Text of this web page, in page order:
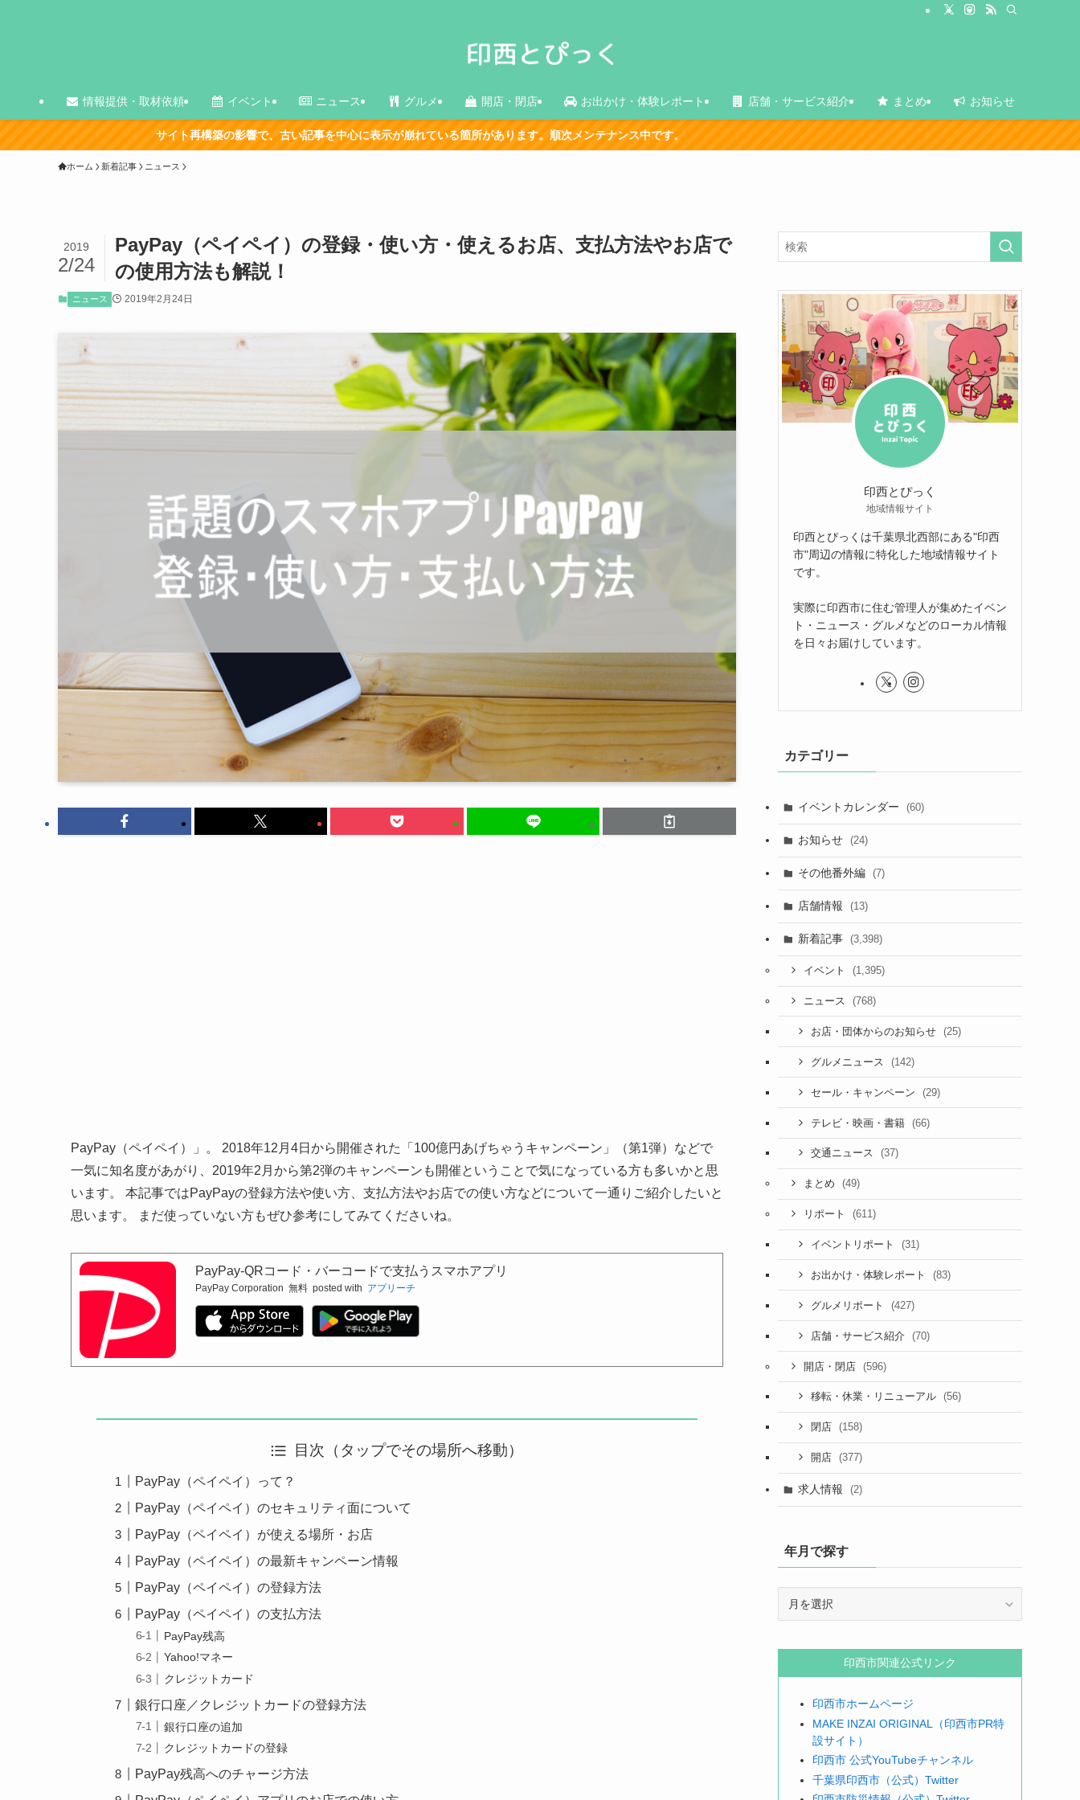
情報提供・取材依頼 イベント ニュース グルメ 開店・閉店 お出かけ・体験レポート 店舗・サービス紹介 まとめ お知らせ
サイト再構築の影響で、古い記事を中心に表示が崩れている箇所があります。順次メンテナンス中です。
ホーム 新着記事 ニュース
PayPay（ペイペイ）の登録・使い方・使えるお店、支払方法やお店で
の使用方法も解説！
2019
2/24
ニュース 2019年2月24日
PayPay（ペイペイ）」。 2018年12月4日から開催された「100億円あげちゃうキャンペーン」（第1弾）などで
一気に知名度があがり、2019年2月から第2弾のキャンペーンも開催ということで気になっている方も多いかと思
います。 本記事ではPayPayの登録方法や使い方、支払方法やお店での使い方などについて一通りご紹介したいと
思います。 まだ使っていない方もぜひ参考にしてみてくださいね。
PayPay-QRコード・バーコードで支払うスマホアプリ
PayPay Corporation 無料 posted with アプリーチ
目次（タップでその場所へ移動）
PayPay（ペイペイ）って？
PayPay（ペイペイ）のセキュリティ面について
PayPay（ペイペイ）が使える場所・お店
PayPay（ペイペイ）の最新キャンペーン情報
PayPay（ペイペイ）の登録方法
PayPay（ペイペイ）の支払方法
PayPay残高
Yahoo!マネー
クレジットカード
銀行口座／クレジットカードの登録方法
銀行口座の追加
クレジットカードの登録
PayPay残高へのチャージ方法
印西とぴっく
地域情報サイト
印西とぴっくは千葉県北西部にある"印西
市"周辺の情報に特化した地域情報サイト
です。
実際に印西市に住む管理人が集めたイベン
ト・ニュース・グルメなどのローカル情報
を日々お届けしています。
カテゴリー
イベントカレンダー (60)
お知らせ (24)
その他番外編 (7)
店舗情報 (13)
新着記事 (3,398)
イベント (1,395)
ニュース (768)
お店・団体からのお知らせ (25)
グルメニュース (142)
セール・キャンペーン (29)
テレビ・映画・書籍 (66)
交通ニュース (37)
まとめ (49)
リポート (611)
イベントリポート (31)
お出かけ・体験レポート (83)
グルメリポート (427)
店舗・サービス紹介 (70)
開店・閉店 (596)
移転・休業・リニューアル (56)
閉店 (158)
開店 (377)
求人情報 (2)
年月で探す
探
印西市関連公式リンク
印西市ホームページ
MAKE INZAI ORIGINAL（印西市PR特
設サイト）
印西市 公式YouTubeチャンネル
千葉県印西市（公式）Twitter